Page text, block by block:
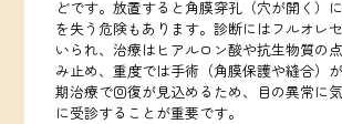
どです。放置すると角膜穿孔（穴が開く）
を失う危険もあります。診断にはフルオレ
いられ、治療はヒアルロン酸や抗生物質の
み止め、重度では手術（角膜保護や縫合）
期治療で回復が見込めるため、目の異常に
に受診することが重要です。